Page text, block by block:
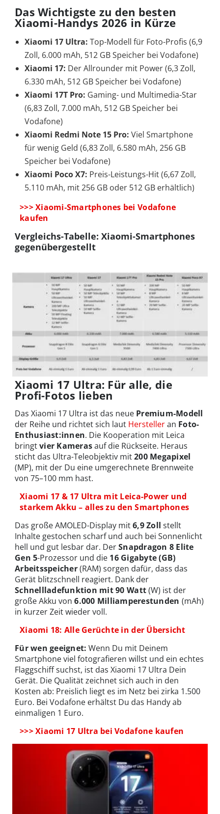
Das Wichtigste zu den besten
Xiaomi-Handys 2026 in Kürze
Xiaomi 17 Ultra: Top-Modell für Foto-Profis (6,9
Zoll, 6.000 mAh, 512 GB Speicher bei Vodafone)
Xiaomi 17: Der Allrounder mit Power (6,3 Zoll,
6.330 mAh, 512 GB Speicher bei Vodafone)
Xiaomi 17T Pro: Gaming- und Multimedia-Star
(6,83 Zoll, 7.000 mAh, 512 GB Speicher bei
Vodafone)
Xiaomi Redmi Note 15 Pro: Viel Smartphone
für wenig Geld (6,83 Zoll, 6.580 mAh, 256 GB
Speicher bei Vodafone)
Xiaomi Poco X7: Preis-Leistungs-Hit (6,67 Zoll,
5.110 mAh, mit 256 GB oder 512 GB erhältlich)
>>> Xiaomi-Smartphones bei Vodafone
kaufen
Vergleichs-Tabelle: Xiaomi-Smartphones
gegenübergestellt
Xiaomi 17 Ultra: Für alle, die
Profi-Fotos lieben
Das Xiaomi 17 Ultra ist das neue Premium-Modell
der Reihe und richtet sich laut Herstelleran Foto-
Enthusiast:innen. Die Kooperation mit Leica
bringtvier Kamerasauf die Rückseite. Heraus
sticht das Ultra-Teleobjektiv mit200 Megapixel
(MP), mit der Du eine umgerechnete Brennweite
von 75–100 mm hast.
Xiaomi 17 & 17 Ultra mit Leica-Power und
starkem Akku – alles zu den Smartphones
Das große AMOLED-Display mit6,9 Zoll stellt
Inhalte gestochen scharf und auch bei Sonnenlicht
hell und gut lesbar dar. DerSnapdragon 8 Elite
Gen 5-Prozessor und die 16 Gigabyte (GB)
Arbeitsspeicher(RAM) sorgen dafür, dass das
Gerät blitzschnell reagiert. Dank der
Schnellladefunktion mit 90 Watt(W) ist der
große Akku von 6.000 Milliamperestunden (mAh)
in kurzer Zeit wieder voll.
Xiaomi 18: Alle Gerüchte in der Übersicht
Für wen geeignet: Wenn Du mit Deinem
Smartphone viel fotografieren willst und ein echtes
Flaggschiff suchst, ist das Xiaomi 17 Ultra Dein
Gerät. Die Qualität zeichnet sich auch in den
Kosten ab: Preislich liegt es im Netz bei zirka 1.500
Euro. Bei Vodafone erhältst Du das Handy ab
einmaligen 1 Euro.
>>> Xiaomi 17 Ultra bei Vodafone kaufen